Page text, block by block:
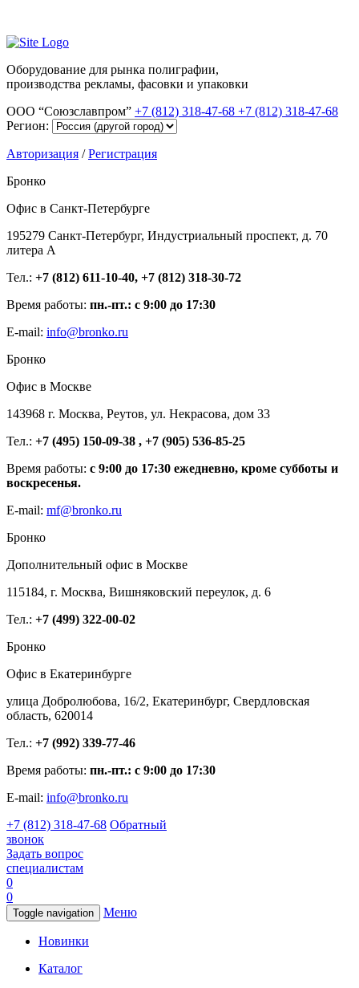
Оборудование для рынка полиграфии,
производства рекламы, фасовки и упаковки
ООО “Союзславпром” +7 (812) 318-47-68 +7 (812) 318-47-68
Регион:
Авторизация /Регистрация
Бронко
Офис в Санкт-Петербурге
195279 Санкт-Петербург, Индустриальный проспект, д. 70
литера А
Тел.: +7 (812) 611-10-40, +7 (812) 318-30-72
Время работы: пн.-пт.: с 9:00 до 17:30
E-mail: info@bronko.ru
Бронко
Офис в Москве
143968 г. Москва, Реутов, ул. Некрасова, дом 33
Тел.: +7 (495) 150-09-38 , +7 (905) 536-85-25
Время работы: с 9:00 до 17:30 ежедневно, кроме субботы и
воскресенья.
E-mail: mf@bronko.ru
Бронко
Дополнительный офис в Москве
115184, г. Москва, Вишняковский переулок, д. 6
Тел.: +7 (499) 322-00-02
Бронко
Офис в Екатеринбурге
улица Добролюбова, 16/2, Екатеринбург, Свердловская
область, 620014
Тел.: +7 (992) 339-77-46
Время работы: пн.-пт.: с 9:00 до 17:30
E-mail: info@bronko.ru
+7 (812) 318-47-68 Обратный
звонок
Задать вопрос
специалистам
0
0
Toggle navigation Меню
Новинки
Каталог